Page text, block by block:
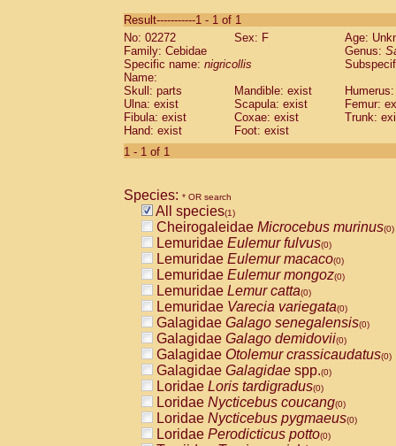
CebidaeSaguinus labiatus(0)
Cebidae Saguinus leucopus (0)
Cebidae
CebidaeSaguinus mystax
Cebidae Saguinus nigricollis (1)
Cebidae Saguinus oedipus
Cebidae Saguinus weddelli
Cebidae Saguinusspp.
Cebidae
CebidaeCebus capucinus
CebidaeCebus nigrivittatus
CebidaeCebus spp.(0)
CebidaeSaimiri boliviensis(0)
CebidaeSaimiri sciureus(0)
AtelidaeAlouatta caraya(0)
AtelidaeAlouatta fusca(0)
AtelidaeAlouatta seniculus(0)
AtelidaeAlouattaspp.(0)
AtelidaeAteles belzebuth(0)
AtelidaeAteles geoffroyi(0)
AtelidaeAteles paniscus(0)
AtelidaeAtelesspp.(0)
AtelidaeLagothrix lagothricha(0)
AtelidaeLagothrix lagothricha cana
PitheciidaeCacajao calvus
Result-----------1 - 1 of 1
No: 02272
Sex: F
Age:
Family: Cebidae
Genus:
Specific name: nigricollis
Name:
Skull: parts
Mandible: exist
Ulna: exist
Scapula: exist
Femur:
Fibula: exist
Coxae: exist
Trunk:
Hand: exist
Foot: exist
1 - 1 of 1
Species: * OR search
All species(1)
Cheirogaleidae Microcebus murinus(0)
Lemuridae Eulemur fulvus(0)
Lemuridae Eulemur macaco(0)
Lemuridae Eulemur mongoz(0)
Lemuridae Lemur catta(0)
Lemuridae Varecia variegata(0)
Galagidae Galago senegalensis(0)
Galagidae Galago demidovii(0)
Galagidae Otolemur crassicaudatus(0)
Galagidae Galagidae spp.(0)
Loridae Loris tardigradus(0)
Loridae Nycticebus coucang(0)
Loridae Nycticebus pygmaeus(0)
Loridae Perodicticus potto(0)